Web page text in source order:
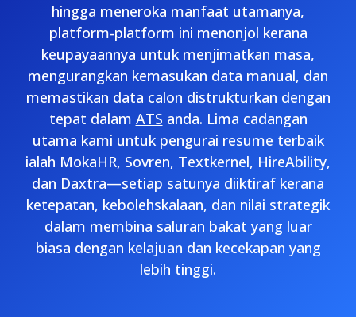
hingga meneroka manfaat utamanya,
platform-platform ini menonjol kerana
keupayaannya untuk menjimatkan masa,
mengurangkan kemasukan data manual, dan
memastikan data calon distrukturkan dengan
tepat dalam ATS anda. Lima cadangan
utama kami untuk pengurai resume terbaik
ialah MokaHR, Sovren, Textkernel, HireAbility,
dan Daxtra—setiap satunya diiktiraf kerana
ketepatan, kebolehskalaan, dan nilai strategik
dalam membina saluran bakat yang luar
biasa dengan kelajuan dan kecekapan yang
lebih tinggi.